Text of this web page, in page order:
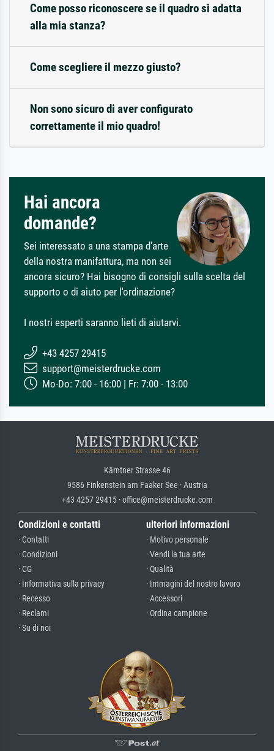
Come posso riconoscere se il quadro si adatta
alla mia stanza?
Come scegliere il mezzo giusto?
Non sono sicuro di aver configurato
correttamente il mio quadro!
Hai ancora
domande?
Sei interessato a una stampa d'arte
della nostra manifattura, ma non sei
ancora sicuro? Hai bisogno di consigli sulla scelta del
supporto o di aiuto per l'ordinazione?
I nostri esperti saranno lieti di aiutarvi.
+43 4257 29415
support@meisterdrucke.com
Mo-Do: 7:00 - 16:00 | Fr: 7:00 - 13:00
Kärntner Strasse 46
9586 Finkenstein am Faaker See · Austria
+43 4257 29415 · office@meisterdrucke.com
Condizioni e contatti
· Contatti
· Condizioni
· CG
· Informativa sulla privacy
· Recesso
· Reclami
· Su di noi
ulteriori informazioni
· Motivo personale
· Vendi la tua arte
· Qualità
· Immagini del nostro lavoro
· Accessori
· Ordina campione